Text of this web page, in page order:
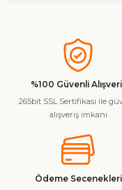
konularda yetersiz
kullanarak tarafımıza
Görüş ve önerileriniz
Ürün resmi
Ürün bilgilerinde
Ürün fiyatı diğer
%100 Güvenli
265bit SSL Sertifikası ile
alışveriş imkanı
Ödeme Secenekleri